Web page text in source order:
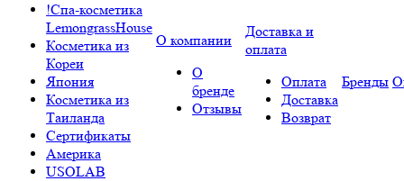
!Спа-косметика
LemongrassHouse
Косметика из
Кореи
Япония
Косметика из
Таиланда
Сертификаты
Америка
USOLAB
О компании
О
бренде
Отзывы
Доставка и
оплата
Оплата
Доставка
Возврат
Бренды